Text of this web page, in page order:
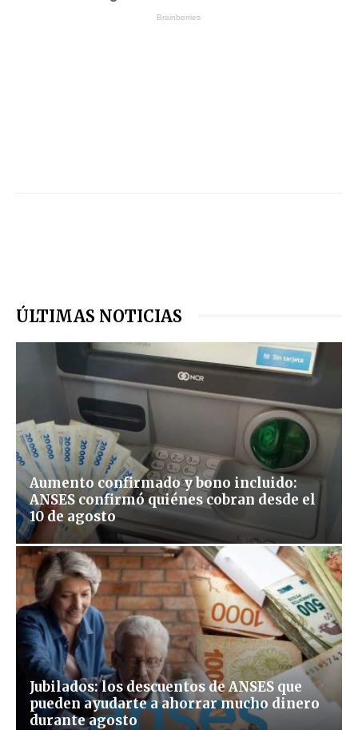
ÚLTIMAS NOTICIAS
Aumento confirmado y bono incluido:
ANSES confirmó quiénes cobran desde el
10 de agosto
Jubilados: los descuentos de ANSES que
pueden ayudarte a ahorrar mucho dinero
durante agosto